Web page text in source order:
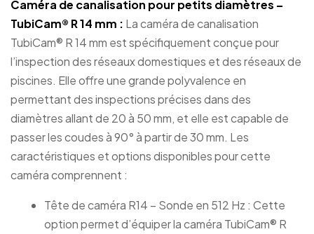
Caméra de canalisation pour petits diamètres –
TubiCam® R 14 mm : La caméra de canalisation
TubiCam® R 14 mm est spécifiquement conçue pour
l’inspection des réseaux domestiques et des réseaux de
piscines. Elle offre une grande polyvalence en
permettant des inspections précises dans des
diamètres allant de 20 à 50 mm, et elle est capable de
passer les coudes à 90° à partir de 30 mm. Les
caractéristiques et options disponibles pour cette
caméra comprennent :
Tête de caméra R14 – Sonde en 512 Hz : Cette
option permet d’équiper la caméra TubiCam® R